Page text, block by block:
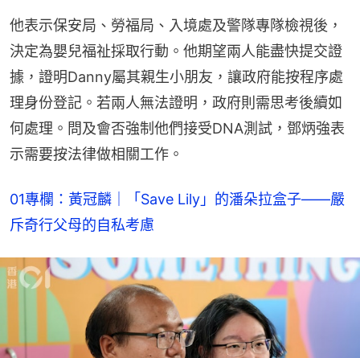
他表示保安局、勞福局、入境處及警隊專隊檢視後，
決定為嬰兒福祉採取行動。他期望兩人能盡快提交證
據，證明Danny屬其親生小朋友，讓政府能按程序處
理身份登記。若兩人無法證明，政府則需思考後續如
何處理。問及會否強制他們接受DNA測試，鄧炳強表
示需要按法律做相關工作。
01專欄：黃冠麟｜「Save Lily」的潘朵拉盒子——嚴
斥奇行父母的自私考慮